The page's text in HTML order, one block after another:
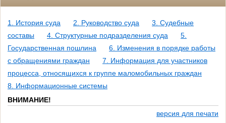
1. История суда 2. Руководство суда
3. Судебные
составы
4. Структурные подразделения суда
5.
Государственная пошлина
6. Изменения в порядке работы
с обращениями граждан
7. Информация для участников
процесса, относящихся к группе маломобильных граждан
8. Информационные системы
ВНИМАНИЕ!
версия для печати